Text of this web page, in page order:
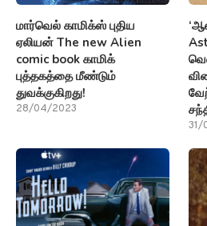
மார்வெல் காமிக்ஸ் புதிய
ஏலியன் The new Alien
comic book காமிக்
புத்தகத்தை மீண்டும்
துவக்குகிறது!
28/04/2023
31/